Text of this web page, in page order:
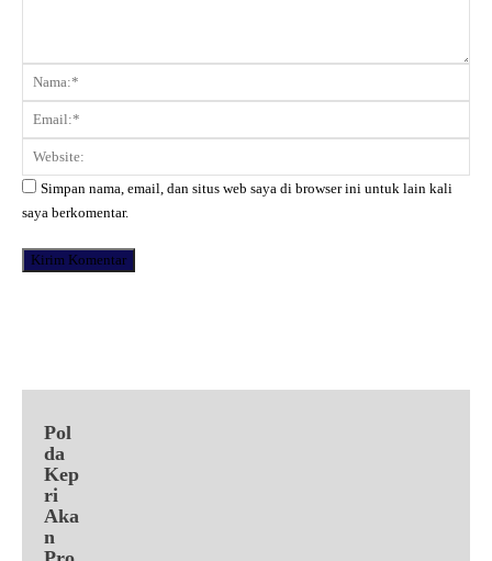
Komentar:
Simpan nama, email, dan situs web saya di browser ini untuk lain kali
saya berkomentar.
Pol
da
Kep
ri
Aka
n